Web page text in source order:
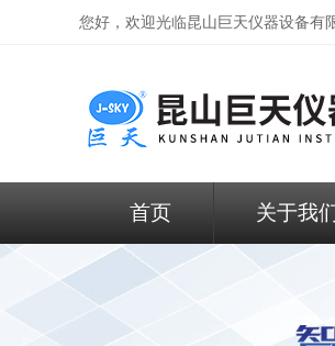
您好，欢迎光临昆山巨天仪器设备有
首页 关于我